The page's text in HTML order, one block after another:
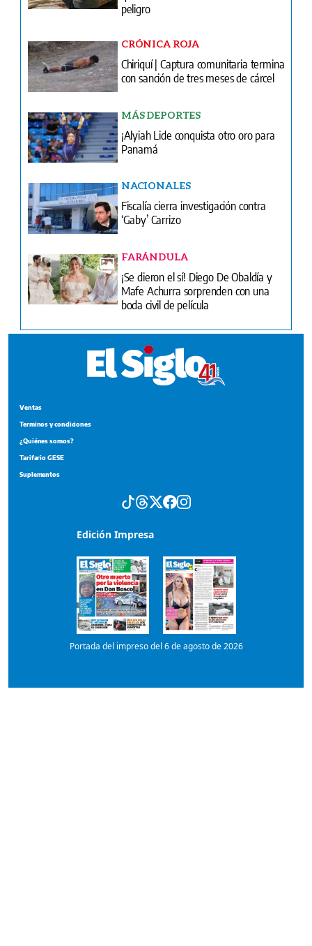
peligro
CRÓNICA ROJA
Chiriquí | Captura comunitaria termina
con sanción de tres meses de cárcel
MÁS DEPORTES
¡Alyiah Lide conquista otro oro para
Panamá
NACIONALES
Fiscalía cierra investigación contra
‘Gaby’ Carrizo
FARÁNDULA
¡Se dieron el sí! Diego De Obaldía y
Mafe Achurra sorprenden con una
boda civil de película
Ventas
Terminos y condiciones
¿Quiénes somos?
Tarifario GESE
Suplementos
Edición Impresa
Portada del impreso del 6 de agosto de 2026